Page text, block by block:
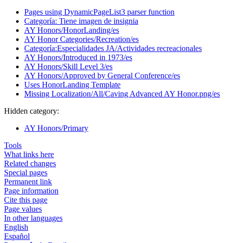
Pages using DynamicPageList3 parser function
Categoría: Tiene imagen de insignia
AY Honors/HonorLanding/es
AY Honor Categories/Recreation/es
Categoría:Especialidades JA/Actividades recreacionales
AY Honors/Introduced in 1973/es
AY Honors/Skill Level 3/es
AY Honors/Approved by General Conference/es
Uses HonorLanding Template
Missing Localization/All/Caving Advanced AY Honor.png/es
Hidden category:
AY Honors/Primary
Tools
What links here
Related changes
Special pages
Permanent link
Page information
Cite this page
Page values
In other languages
English
Español